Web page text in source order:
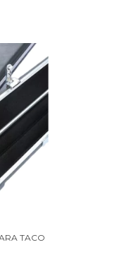
TACO